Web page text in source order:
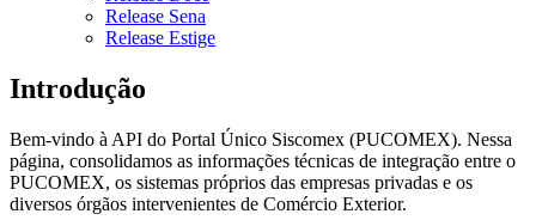
Release Sena
Release Estige
Introdução
Bem-vindo à API do Portal Único Siscomex (PUCOMEX). Nessa
página, consolidamos as informações técnicas de integração entre o
PUCOMEX, os sistemas próprios das empresas privadas e os
diversos órgãos intervenientes de Comércio Exterior.